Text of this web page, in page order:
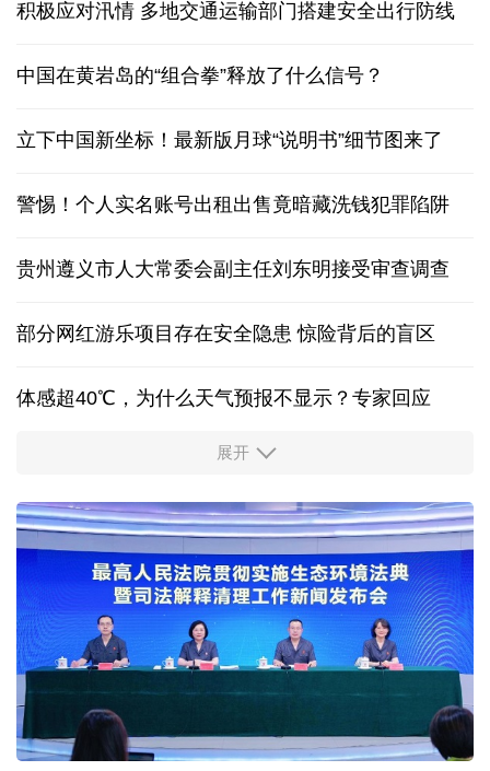
积极应对汛情 多地交通运输部门搭建安全出行防线
中国在黄岩岛的“组合拳”释放了什么信号？
立下中国新坐标！最新版月球“说明书”细节图来了
警惕！个人实名账号出租出售竟暗藏洗钱犯罪陷阱
贵州遵义市人大常委会副主任刘东明接受审查调查
部分网红游乐项目存在安全隐患 惊险背后的盲区
体感超40℃，为什么天气预报不显示？专家回应
服务实体经济 财政金融打出“组合拳”
31省份上半年外贸成绩单出炉 见证产业提质跃迁
比一张A4纸还要薄！我国高端钢材迎来密集突破
让药品更好触达患者 多款新药选择网络平台首发
7月份中国仓储指数保持扩张 行业运行韧性较强
展开